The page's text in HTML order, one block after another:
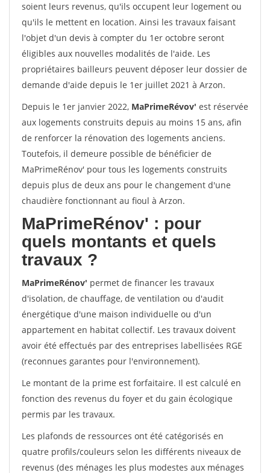
soient leurs revenus, qu'ils occupent leur logement ou
qu'ils le mettent en location. Ainsi les travaux faisant
l'objet d'un devis à compter du 1er octobre seront
éligibles aux nouvelles modalités de l'aide. Les
propriétaires bailleurs peuvent déposer leur dossier de
demande d'aide depuis le 1er juillet 2021 à Arzon.
Depuis le 1er janvier 2022, MaPrimeRévov' est réservée
aux logements construits depuis au moins 15 ans, afin
de renforcer la rénovation des logements anciens.
Toutefois, il demeure possible de bénéficier de
MaPrimeRénov' pour tous les logements construits
depuis plus de deux ans pour le changement d'une
chaudière fonctionnant au fioul à Arzon.
MaPrimeRénov' : pour
quels montants et quels
travaux ?
MaPrimeRénov' permet de financer les travaux
d'isolation, de chauffage, de ventilation ou d'audit
énergétique d'une maison individuelle ou d'un
appartement en habitat collectif. Les travaux doivent
avoir été effectués par des entreprises labellisées RGE
(reconnues garantes pour l'environnement).
Le montant de la prime est forfaitaire. Il est calculé en
fonction des revenus du foyer et du gain écologique
permis par les travaux.
Les plafonds de ressources ont été catégorisés en
quatre profils/couleurs selon les différents niveaux de
revenus (des ménages les plus modestes aux ménages